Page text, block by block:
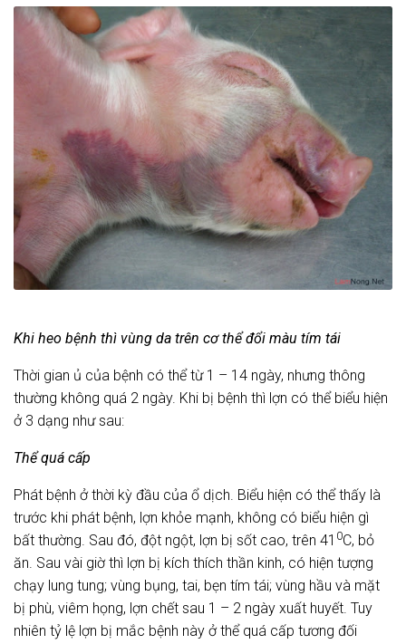
Khi heo bệnh thì vùng da trên cơ thể đổi màu tím tái
Thời gian ủ của bệnh có thể từ 1 – 14 ngày, nhưng thông
thường không quá 2 ngày. Khi bị bệnh thì lợn có thể biểu hiện
ở 3 dạng như sau:
Thể quá cấp
Phát bệnh ở thời kỳ đầu của ổ dịch. Biểu hiện có thể thấy là
trước khi phát bệnh, lợn khỏe mạnh, không có biểu hiện gì
bất thường. Sau đó, đột ngột, lợn bị sốt cao, trên 41 0C, bỏ
ăn. Sau vài giờ thì lợn bị kích thích thần kinh, có hiện tượng
chạy lung tung; vùng bụng, tai, bẹn tím tái; vùng hầu và mặt
bị phù, viêm họng, lợn chết sau 1 – 2 ngày xuất huyết. Tuy
nhiên tỷ lệ lợn bị mắc bệnh này ở thể quá cấp tương đối